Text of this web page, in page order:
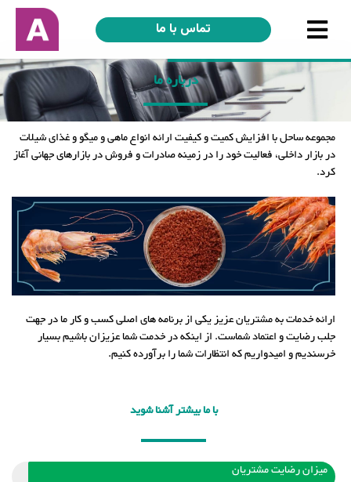
تماس با ما
درباره ما
مجموعه ساحل با افزایش کمیت و کیفیت ارائه انواع ماهی و میگو و غذای شیلات
در بازار داخلی، فعالیت خود را در زمینه صادرات و فروش در بازارهای جهانی آغاز
کرد.
ارائه خدمات به مشتریان عزیز یکی از برنامه های اصلی کسب و کار ما در جهت
جلب رضایت و اعتماد شماست. از اینکه در خدمت شما عزیزان باشیم بسیار
خرسندیم و امیدواریم که انتظارات شما را برآورده کنیم.
با ما بیشتر آشنا شوید
میزان رضایت مشتریان